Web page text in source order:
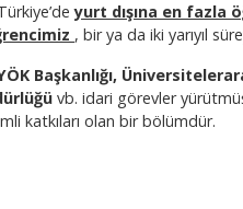
yurt dışına en fazla
, bir ya da iki yarıyıl
Başkanlığı,
vb. idari görevler
katkıları olan bir bölümdür.